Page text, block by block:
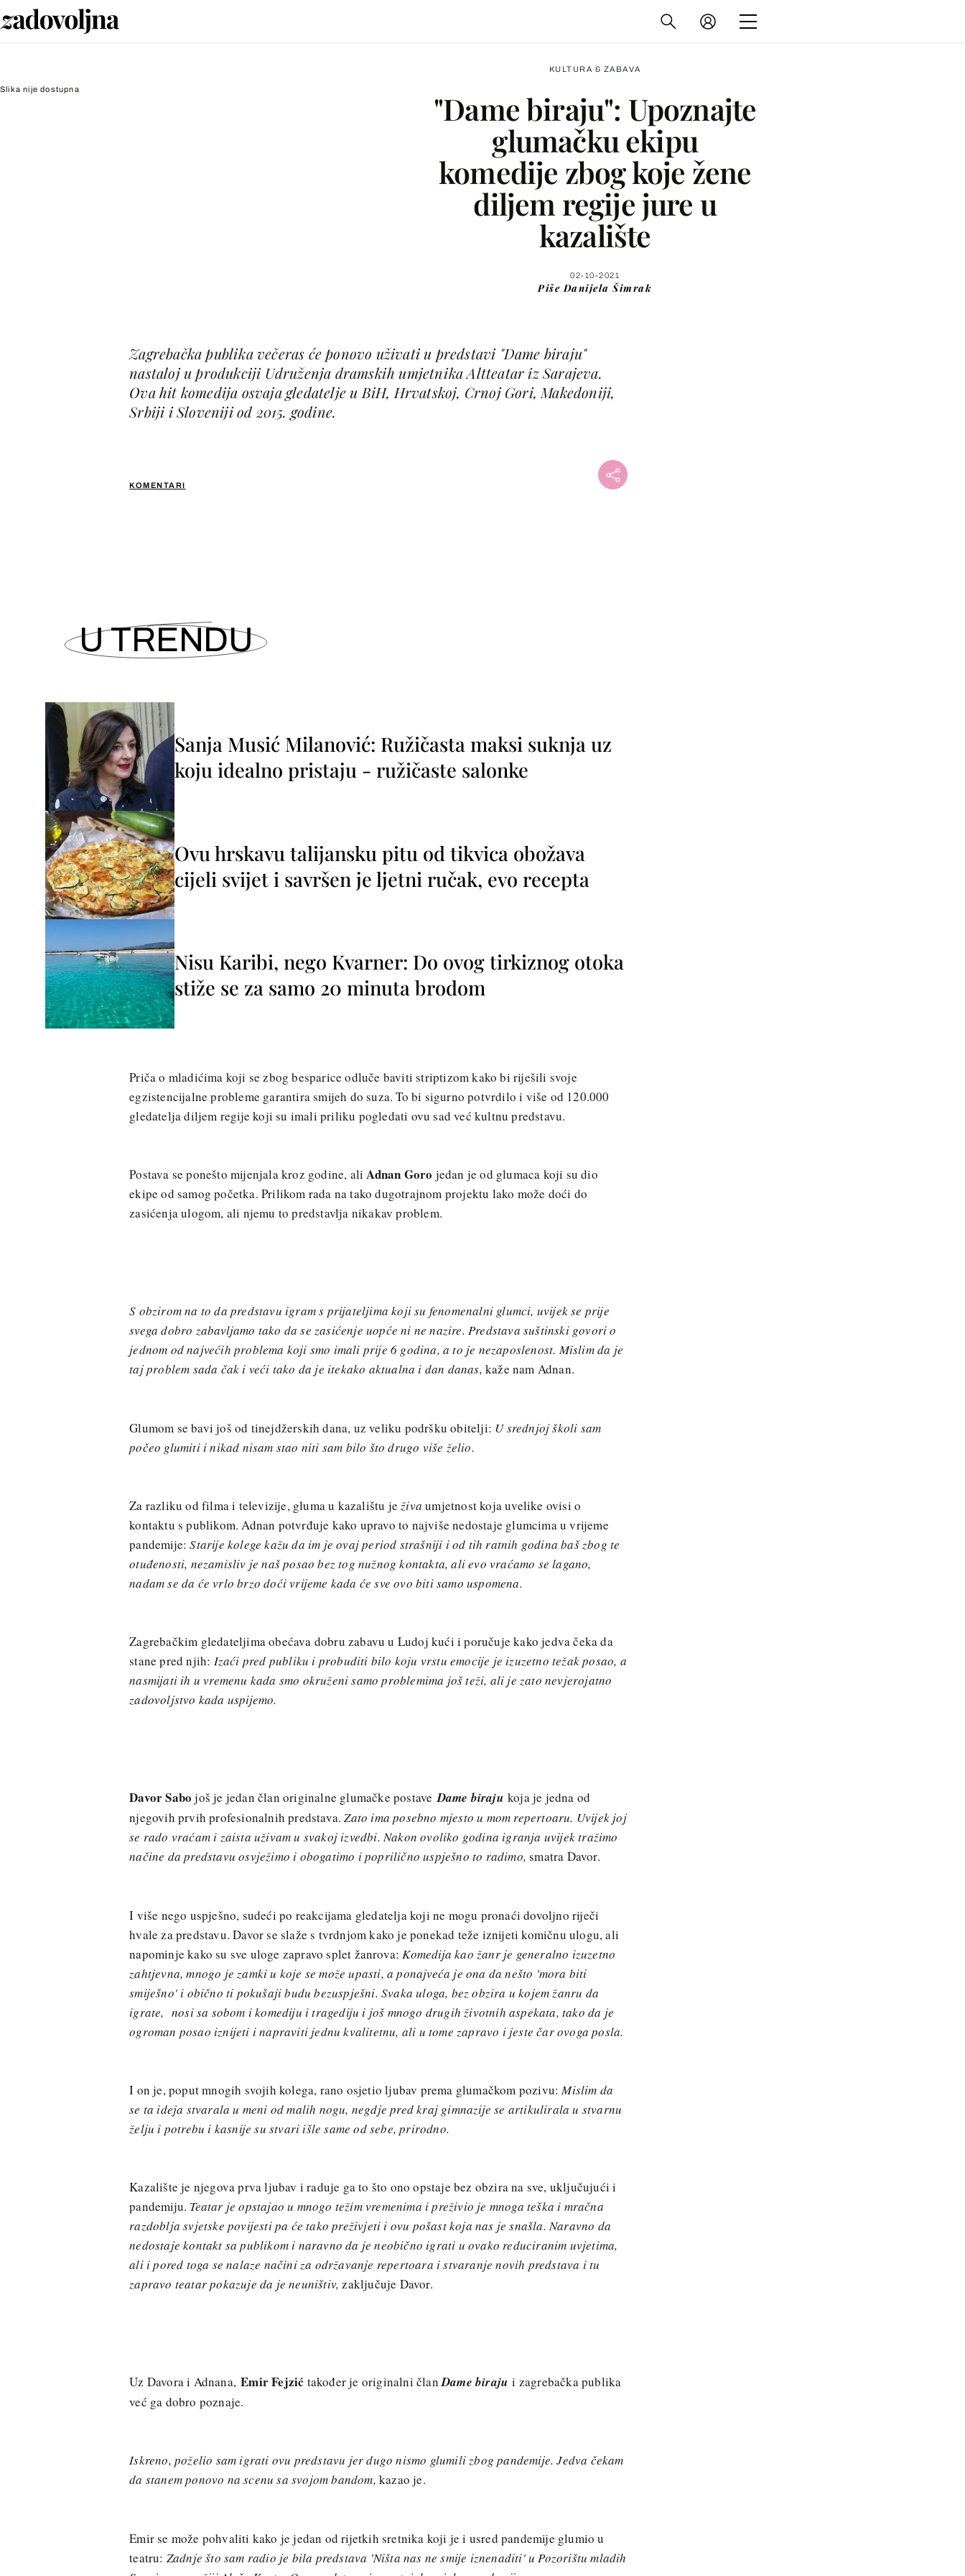
Slika nije dostupna
KULTURA & ZABAVA
"Dame biraju": Upoznajte
glumačku ekipu
komedije zbog koje žene
diljem regije jure u
kazalište
02-10-2021
Piše Danijela Šimrak
KOMENTARI
Zagrebačka publika večeras će ponovo uživati u predstavi "Dame biraju"
nastaloj u produkciji Udruženja dramskih umjetnika Altteatar iz Sarajeva.
Ova hit komedija osvaja gledatelje u BiH, Hrvatskoj, Crnoj Gori, Makedoniji,
Srbiji i Sloveniji od 2015. godine.
Facebook
U TRENDU
Sanja Musić Milanović: Ružičasta maksi suknja uz
koju idealno pristaju - ružičaste salonke
Ovu hrskavu talijansku pitu od tikvica obožava
cijeli svijet i savršen je ljetni ručak, evo recepta
Nisu Karibi, nego Kvarner: Do ovog tirkiznog otoka
stiže se za samo 20 minuta brodom
Priča o mladićima koji se zbog besparice odluče baviti striptizom kako bi riješili svoje
egzistencijalne probleme garantira smijeh do suza. To bi sigurno potvrdilo i više od 120.000
gledatelja diljem regije koji su imali priliku pogledati ovu sad već kultnu predstavu.
Postava se ponešto mijenjala kroz godine, aliAdnan Goro jedan je od glumaca koji su dio
ekipe od samog početka. Prilikom rada na tako dugotrajnom projektu lako može doći do
zasićenja ulogom, ali njemu to predstavlja nikakav problem.
S obzirom na to da predstavu igram s prijateljima koji su fenomenalni glumci, uvijek se prije
svega dobro zabavljamo tako da se zasićenje uopće ni ne nazire. Predstava suštinski govori o
jednom od najvećih problema koji smo imali prije 6 godina, a to je nezaposlenost. Mislim da je
taj problem sada čak i veći tako da je itekako aktualna i dan danas, kaže nam Adnan.
Glumom se bavi još od tinejdžerskih dana, uz veliku podršku obitelji: U srednjoj školi sam
počeo glumiti i nikad nisam stao niti sam bilo što drugo više želio.
Za razliku od filma i televizije, gluma u kazalištu ježiva umjetnost koja uvelike ovisi o
kontaktu s publikom. Adnan potvrđuje kako upravo to najviše nedostaje glumcima u vrijeme
pandemije:Starije kolege kažu da im je ovaj period strašniji i od tih ratnih godina baš zbog te
otuđenosti, nezamisliv je naš posao bez tog nužnog kontakta, ali evo vraćamo se lagano,
nadam se da će vrlo brzo doći vrijeme kada će sve ovo biti samo uspomena.
Zagrebačkim gledateljima obećava dobru zabavu u Ludoj kući i poručuje kako jedva čeka da
stane pred njih: Izaći pred publiku i probuditi bilo koju vrstu emocije je izuzetno težak posao, a
nasmijati ih u vremenu kada smo okruženi samo problemima još teži, ali je zato nevjerojatno
zadovoljstvo kada uspijemo.
Davor Sabo još je jedan član originalne glumačke postave Dame biraju koja je jedna od
njegovih prvih profesionalnih predstava.Zato ima posebno mjesto u mom repertoaru. Uvijek joj
se rado vraćam i zaista uživam u svakoj izvedbi. Nakon ovoliko godina igranja uvijek tražimo
načine da predstavu osvježimo i obogatimo i poprilično uspješno to radimo, smatra Davor.
I više nego uspješno, sudeći po reakcijama gledatelja koji ne mogu pronaći dovoljno riječi
hvale za predstavu. Davor se slaže s tvrdnjom kako je ponekad teže iznijeti komičnu ulogu, ali
napominje kako su sve uloge zapravo splet žanrova: Komedija kao žanr je generalno izuzetno
zahtjevna, mnogo je zamki u koje se može upasti, a ponajveća je ona da nešto 'mora biti
smiješno' i obično ti pokušaji budu bezuspješni. Svaka uloga, bez obzira u kojem žanru da
igrate, nosi sa sobom i komediju i tragediju i još mnogo drugih životnih aspekata, tako da je
ogroman posao iznijeti i napraviti jednu kvalitetnu, ali u tome zapravo i jeste čar ovoga posla.
I on je, poput mnogih svojih kolega, rano osjetio ljubav prema glumačkom pozivu:Mislim da
se ta ideja stvarala u meni od malih nogu, negdje pred kraj gimnazije se artikulirala u stvarnu
želju i potrebu i kasnije su stvari išle same od sebe, prirodno.
Kazalište je njegova prva ljubav i raduje ga to što ono opstaje bez obzira na sve, uključujući i
pandemiju. Teatar je opstajao u mnogo težim vremenima i preživio je mnoga teška i mračna
razdoblja svjetske povijesti pa će tako preživjeti i ovu pošast koja nas je snašla. Naravno da
nedostaje kontakt sa publikom i naravno da je neobično igrati u ovako reduciranim uvjetima,
ali i pored toga se nalaze načini za održavanje repertoara i stvaranje novih predstava i tu
zapravo teatar pokazuje da je neuništiv,zaključuje Davor.
Uz Davora i Adnana,Emir Fejzić također je originalni članDame biraju i zagrebačka publika
već ga dobro poznaje.
Iskreno, poželio sam igrati ovu predstavu jer dugo nismo glumili zbog pandemije. Jedva čekam
da stanem ponovo na scenu sa svojom bandom, kazao je.
Emir se može pohvaliti kako je jedan od rijetkih sretnika koji je i usred pandemije glumio u
teatru: Zadnje što sam radio je bila predstava 'Ništa nas ne smije iznenaditi' u Pozorištu mladih